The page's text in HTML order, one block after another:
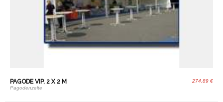
274,89 €
PAGODE VIP, 2 X 2 M
Pagodenzelte